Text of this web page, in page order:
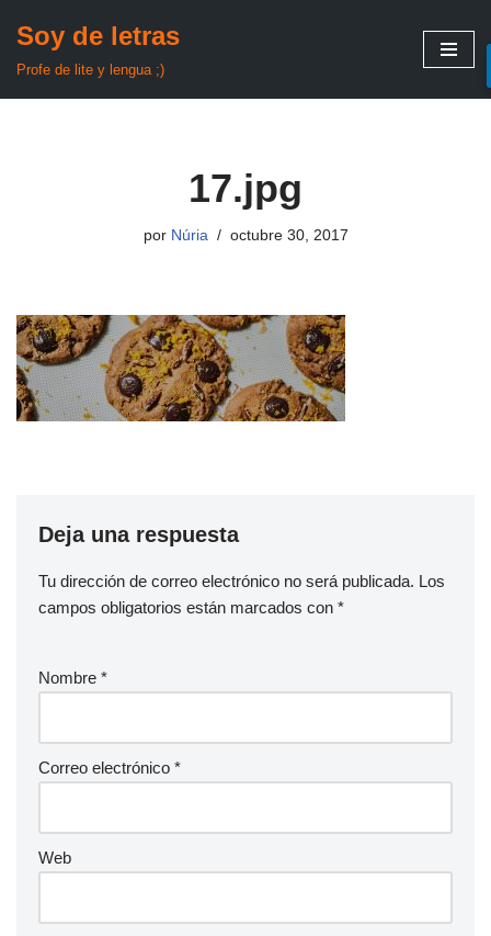
Soy de letras
Profe de lite y lengua ;)
17.jpg
por Núria octubre 30, 2017
Deja una respuesta
Tu dirección de correo electrónico no será publicada. Los
campos obligatorios están marcados con *
Nombre *
Correo electrónico *
Web